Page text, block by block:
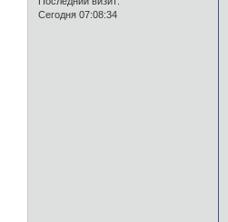
Сегодня 07:08:34